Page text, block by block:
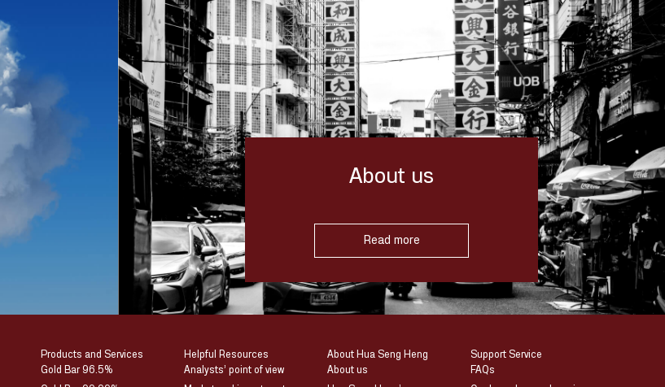
About us
Read more
Products and Services
Gold Bar 96.5%
Helpful Resources
Analysts’ point of view
About Hua Seng Heng
About us
Support Service
FAQs